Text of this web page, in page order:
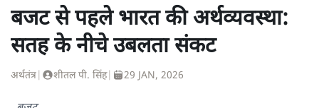
बजट से पहले भारत की अर्थव्यवस्था:
सतह के नीचे उबलता संकट
अर्थतंत्र शीतल पी. सिंह| 29 JAN, 2026